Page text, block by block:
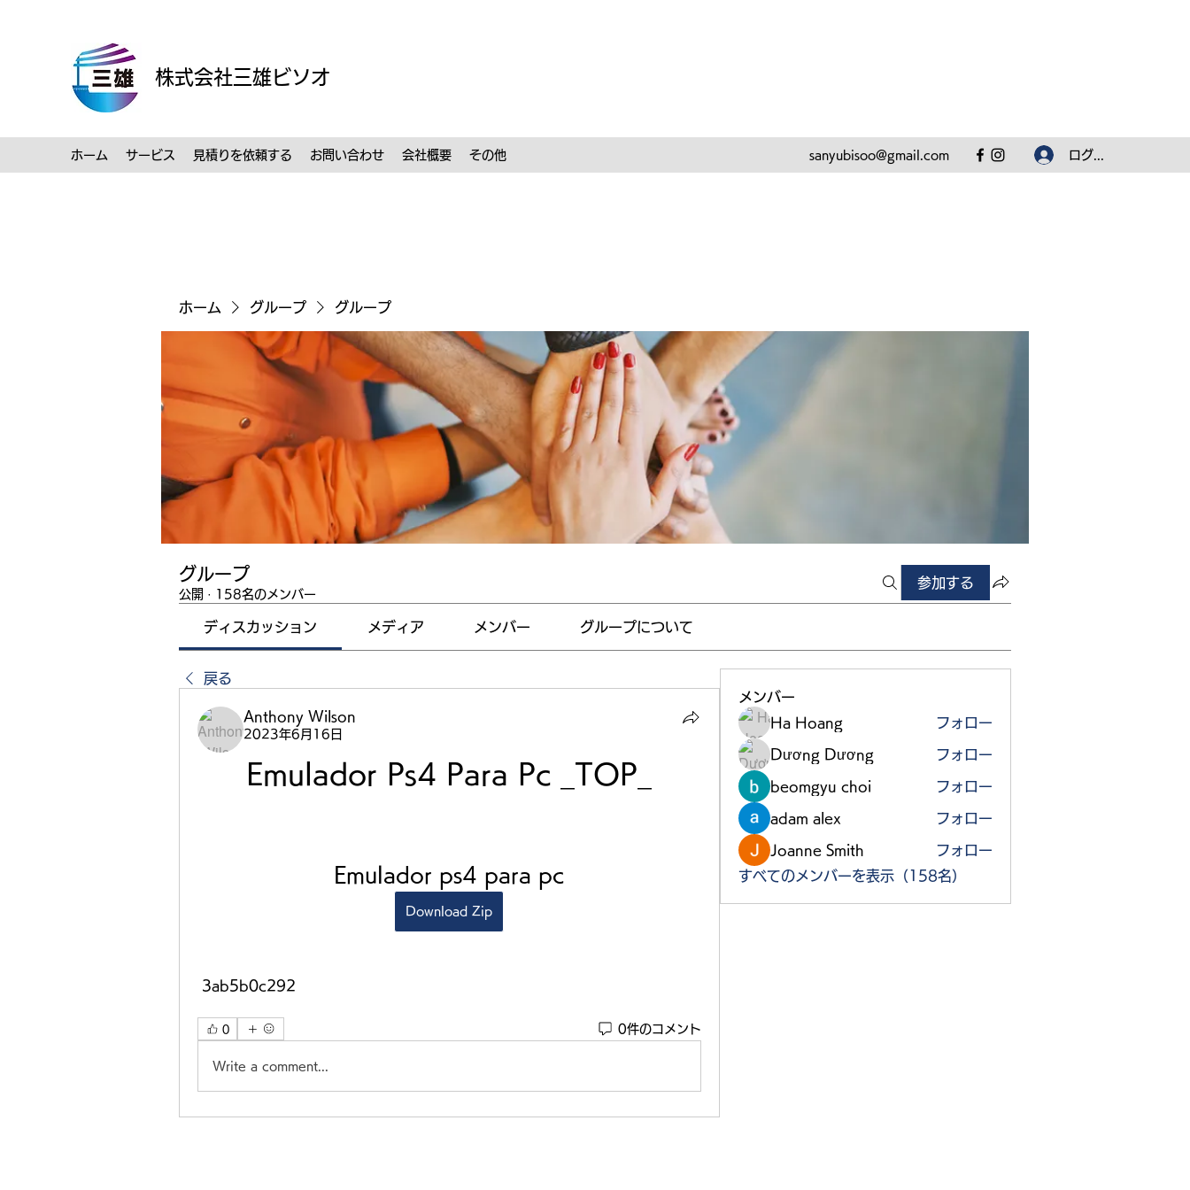
株式会社三雄ビソオ
ホーム サービス 見積りを依頼する お問い合わせ 会社概要 その他 sanyubisoo@gmail.com ログイン
ホーム グループ グループ
グループ
公開 · 158名のメンバー
参加する
ディスカッション メディア メンバー グループについて
戻る
Anthony Wilson
2023年6月16日
Emulador Ps4 Para Pc _TOP_
Emulador ps4 para pc
Download Zip
3ab5b0c292
0 0件のコメント
Write a comment...
メンバー
Ha Hoang
フォロー
Dương Dương フォロー
beomgyu choi フォロー
adam alex フォロー
Joanne Smith
フォロー
すべてのメンバーを表示（158名）